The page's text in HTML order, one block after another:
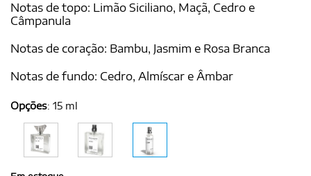
Notas de topo: Limão Siciliano, Maçã, Cedro e
Câmpanula
Notas de coração: Bambu, Jasmim e Rosa Branca
Notas de fundo: Cedro, Almíscar e Âmbar
Opções: 15 ml